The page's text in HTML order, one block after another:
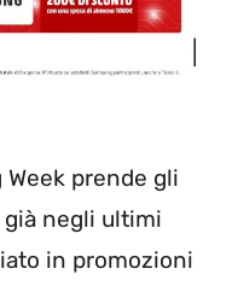
Week prende gli
già negli ultimi
in promozioni